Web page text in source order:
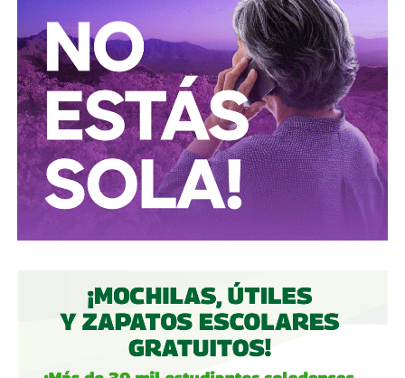
La petición ocurre además en un momento en el que
Ucrania depende cada vez más de sus aliados para
sostener su defensa aérea. Kiev desarrolla su propio
sistema de defensa bajo el proyecto Freya, pero este no
estaría listo sino hasta el próximo año.
Mientras tanto, la amenaza rusa continúa aumentando y
Ucrania se prepara para una nueva temporada de invierno
en la que teme un incremento de los ataques contra
infraestructura y ciudades.
intento de cambiar la lógica de la defensa: dejar de gastar
exclusivamente los escasos misiles interceptores para
destruir los proyectiles rusos y tratar de impedir que
estos sean lanzados desde el origen.